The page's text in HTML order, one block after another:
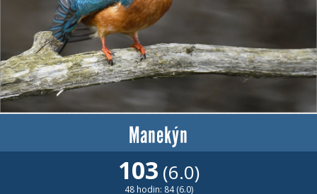
Zapomněli jste heslo?
Měli jste účet na starém webu?
Manekýn
103 (6.0)
48 hodin: 84 (6.0)